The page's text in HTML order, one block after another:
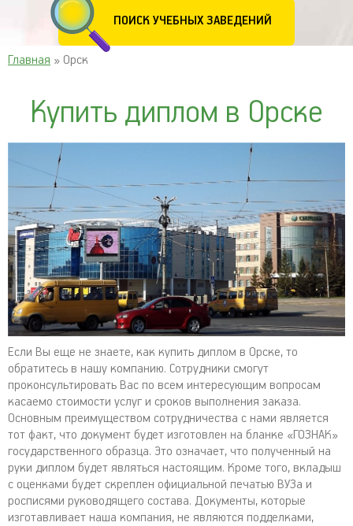
ПОИСК УЧЕБНЫХ ЗАВЕДЕНИЙ
Главная » Орск
Купить диплом в Орске
Если Вы еще не знаете, как купить диплом в Орске, то
обратитесь в нашу компанию. Сотрудники смогут
проконсультировать Вас по всем интересующим вопросам
касаемо стоимости услуг и сроков выполнения заказа.
Основным преимуществом сотрудничества с нами является
тот факт, что документ будет изготовлен на бланке «ГОЗНАК»
государственного образца. Это означает, что полученный на
руки диплом будет являться настоящим. Кроме того, вкладыш
с оценками будет скреплен официальной печатью ВУЗа и
росписями руководящего состава. Документы, которые
изготавливает наша компания, не являются подделками,